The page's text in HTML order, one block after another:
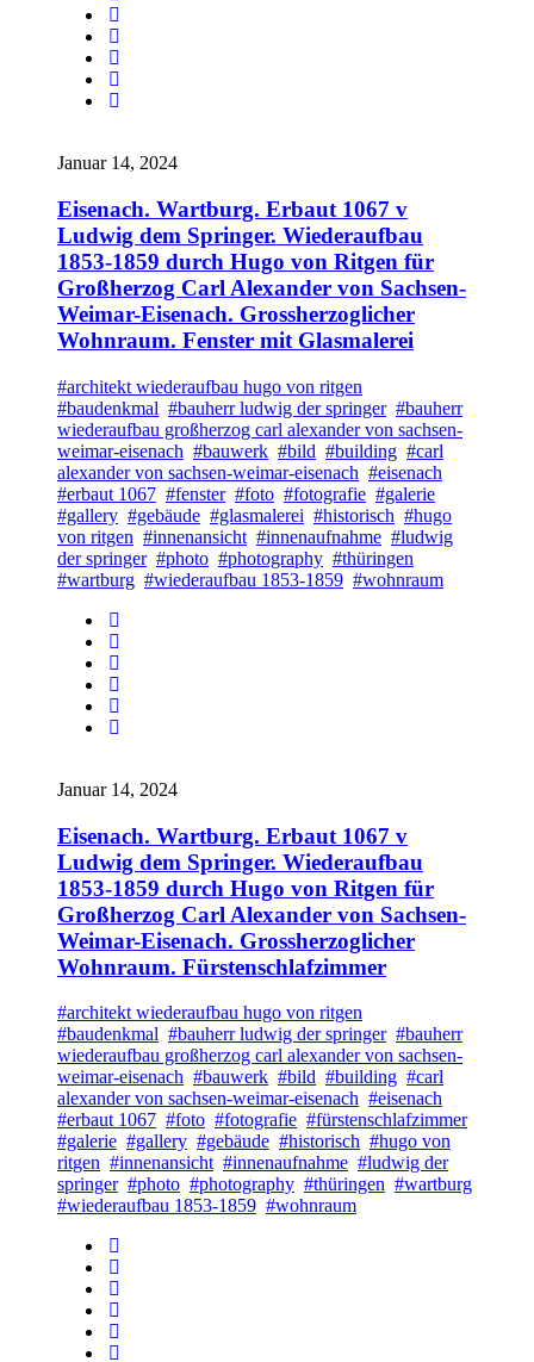
Januar 14, 2024
Eisenach. Wartburg. Erbaut 1067 v
Ludwig dem Springer. Wiederaufbau
1853-1859 durch Hugo von Ritgen für
Großherzog Carl Alexander von Sachsen-
Weimar-Eisenach. Grossherzoglicher
Wohnraum. Fenster mit Glasmalerei
#architekt wiederaufbau hugo von ritgen
#baudenkmal #bauherr ludwig der springer #bauherr
wiederaufbau großherzog carl alexander von sachsen-
weimar-eisenach #bauwerk #bild #building #carl
alexander von sachsen-weimar-eisenach #eisenach
#erbaut 1067 #fenster #foto #fotografie #galerie
#gallery #gebäude #glasmalerei #historisch #hugo
von ritgen #innenansicht #innenaufnahme #ludwig
der springer #photo #photography #thüringen
#wartburg #wiederaufbau 1853-1859 #wohnraum
Januar 14, 2024
Eisenach. Wartburg. Erbaut 1067 v
Ludwig dem Springer. Wiederaufbau
1853-1859 durch Hugo von Ritgen für
Großherzog Carl Alexander von Sachsen-
Weimar-Eisenach. Grossherzoglicher
Wohnraum. Fürstenschlafzimmer
#architekt wiederaufbau hugo von ritgen
#baudenkmal #bauherr ludwig der springer #bauherr
wiederaufbau großherzog carl alexander von sachsen-
weimar-eisenach #bauwerk #bild #building #carl
alexander von sachsen-weimar-eisenach #eisenach
#erbaut 1067 #foto #fotografie #fürstenschlafzimmer
#galerie #gallery #gebäude #historisch #hugo von
ritgen #innenansicht #innenaufnahme #ludwig der
springer #photo #photography #thüringen #wartburg
#wiederaufbau 1853-1859 #wohnraum